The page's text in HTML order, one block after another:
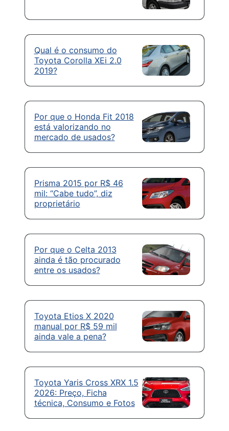
Qual é o consumo do
Toyota Corolla XEi 2.0
2019?
Por que o Honda Fit 2018
está valorizando no
mercado de usados?
Prisma 2015 por R$ 46
mil: “Cabe tudo”, diz
proprietário
Por que o Celta 2013
ainda é tão procurado
entre os usados?
Toyota Etios X 2020
manual por R$ 59 mil
ainda vale a pena?
Toyota Yaris Cross XRX 1.5
2026: Preço, Ficha
técnica, Consumo e Fotos